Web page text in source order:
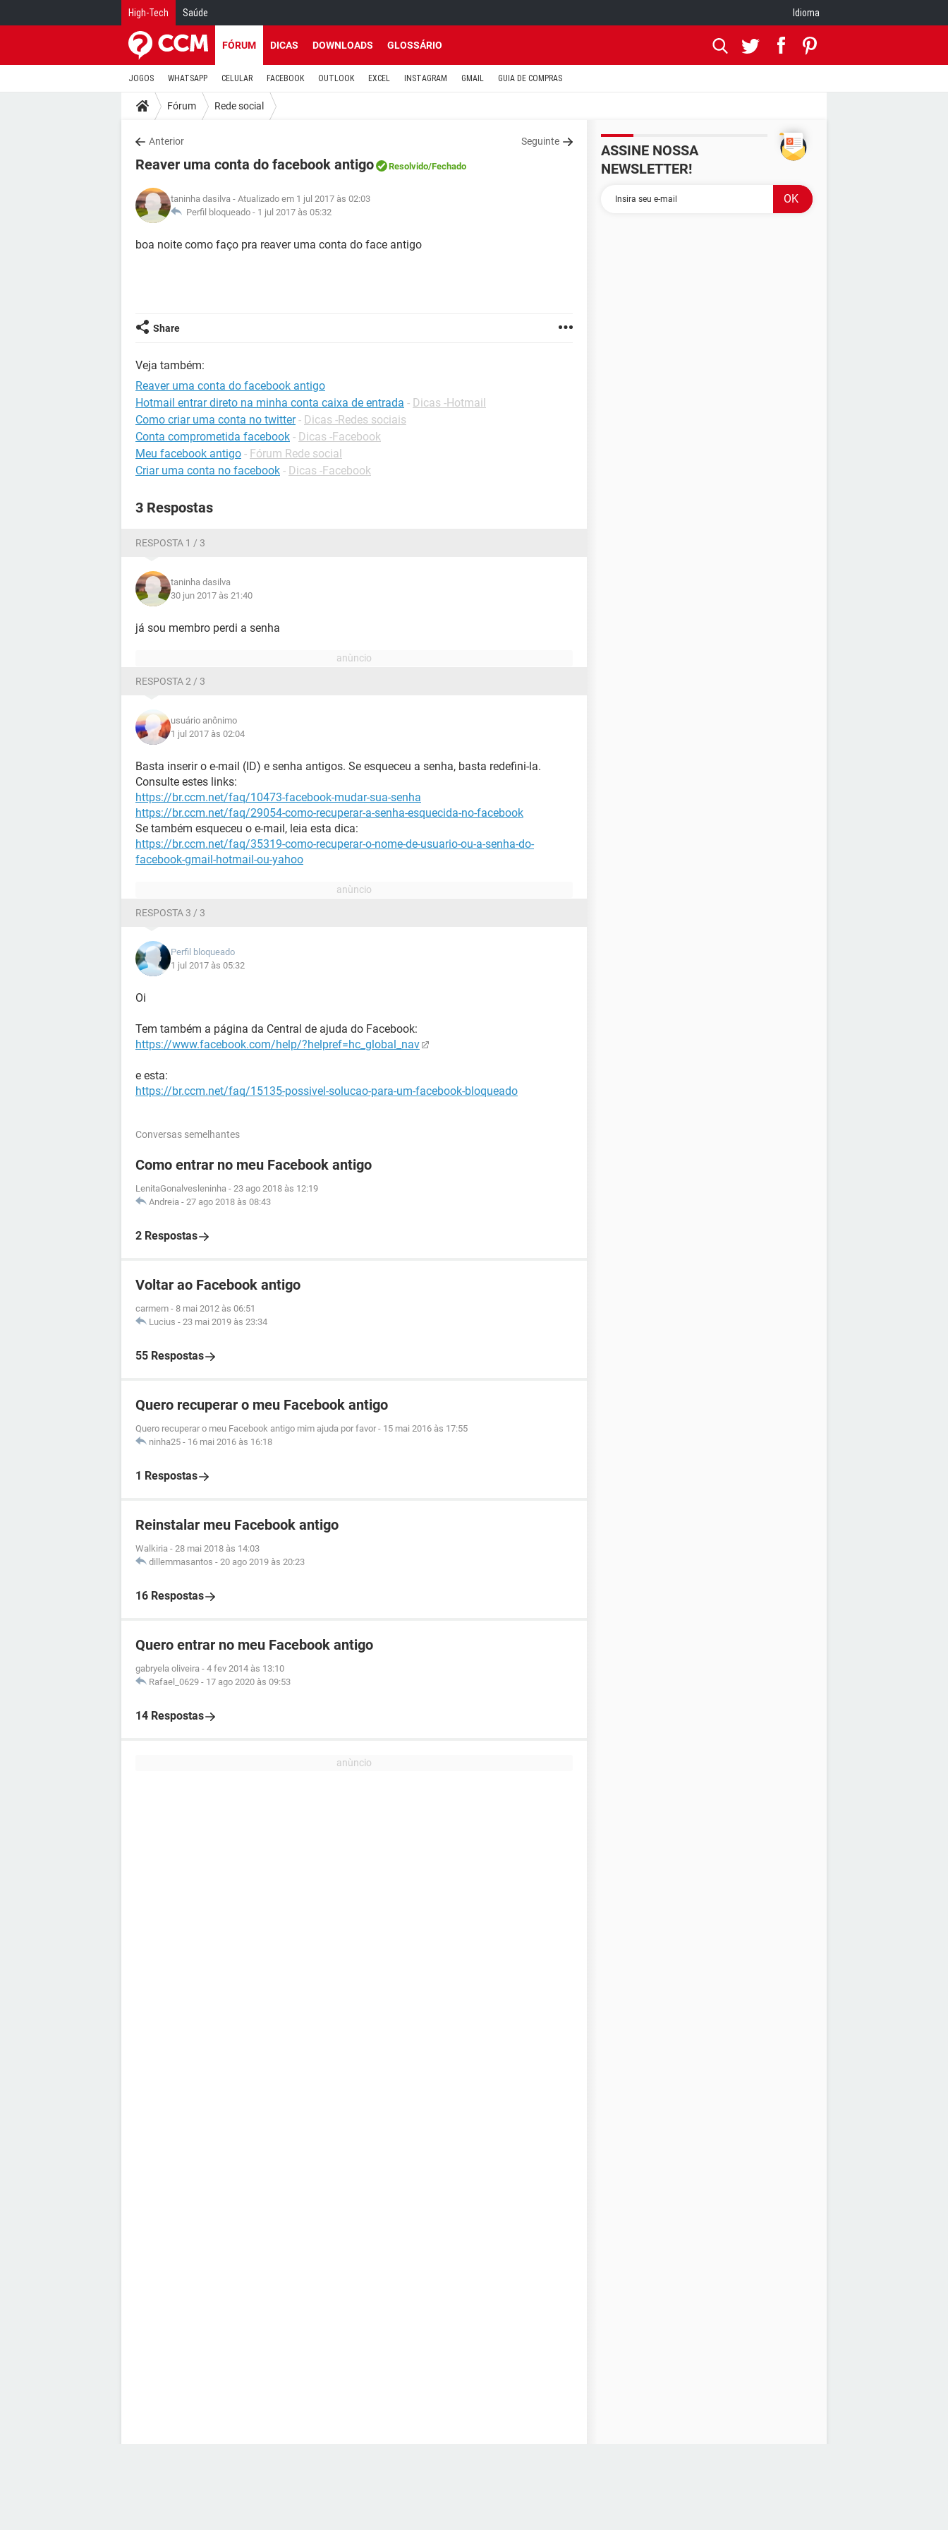
High-Tech Saúde Idioma
FÓRUM DICAS DOWNLOADS GLOSSÁRIO
JOGOS WHATSAPP CELULAR FACEBOOK OUTLOOK EXCEL INSTAGRAM GMAIL GUIA DE COMPRAS
Fórum Rede social
Anterior Seguinte
Reaver uma conta do facebook antigo Resolvido/Fechado
taninha dasilva - Atualizado em 1 jul 2017 às 02:03
Perfil bloqueado - 1 jul 2017 às 05:32
boa noite como faço pra reaver uma conta do face antigo
Share
Veja também:
Reaver uma conta do facebook antigo
Hotmail entrar direto na minha conta caixa de entrada - Dicas -Hotmail
Como criar uma conta no twitter - Dicas -Redes sociais
Conta comprometida facebook - Dicas -Facebook
Meu facebook antigo - Fórum Rede social
Criar uma conta no facebook - Dicas -Facebook
3 Respostas
RESPOSTA 1 / 3
taninha dasilva
30 jun 2017 às 21:40
já sou membro perdi a senha
RESPOSTA 2 / 3
usuário anônimo
1 jul 2017 às 02:04
Basta inserir o e-mail (ID) e senha antigos. Se esqueceu a senha, basta redefini-la.
Consulte estes links:
https://br.ccm.net/faq/10473-facebook-mudar-sua-senha
https://br.ccm.net/faq/29054-como-recuperar-a-senha-esquecida-no-facebook
Se também esqueceu o e-mail, leia esta dica:
https://br.ccm.net/faq/35319-como-recuperar-o-nome-de-usuario-ou-a-senha-do-
facebook-gmail-hotmail-ou-yahoo
RESPOSTA 3 / 3
Perfil bloqueado
1 jul 2017 às 05:32
Oi
Tem também a página da Central de ajuda do Facebook:
https://www.facebook.com/help/?helpref=hc_global_nav
e esta:
https://br.ccm.net/faq/15135-possivel-solucao-para-um-facebook-bloqueado
Conversas semelhantes
Como entrar no meu Facebook antigo
LenitaGonalvesleninha - 23 ago 2018 às 12:19
Andreia - 27 ago 2018 às 08:43
2 Respostas
Voltar ao Facebook antigo
carmem - 8 mai 2012 às 06:51
Lucius - 23 mai 2019 às 23:34
55 Respostas
Quero recuperar o meu Facebook antigo
Quero recuperar o meu Facebook antigo mim ajuda por favor - 15 mai 2016 às 17:55
ninha25 - 16 mai 2016 às 16:18
1 Respostas
Reinstalar meu Facebook antigo
Walkiria - 28 mai 2018 às 14:03
dillemmasantos - 20 ago 2019 às 20:23
16 Respostas
Quero entrar no meu Facebook antigo
gabryela oliveira - 4 fev 2014 às 13:10
Rafael_0629 - 17 ago 2020 às 09:53
14 Respostas
ASSINE NOSSA
NEWSLETTER!